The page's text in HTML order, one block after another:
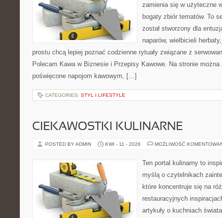
zamienia się w użyteczne
bogaty zbiór tematów. To
został stworzony dla
naparów, wielbicieli
prostu chcą lepiej poznać codzienne rytuały związane z
Polecam Kawa w Biznesie i Przepisy Kawowe. Na stronie
poświęcone napojom kawowym, […]
CATEGORIES: STYL I LIFESTYLE
CIEKAWOSTKI KULINARNE
POSTED BY ADMIN KWI - 11 - 2026 MOŻLIWOŚĆ
Ten portal kulinarny to
myślą o czytelnikach
które koncentruje się na
restauracyjnych
artykuły o kuchniach